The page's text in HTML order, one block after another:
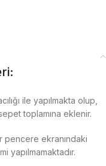
ile yapılmakta olup,
toplamına eklenir.
pencere ekranındaki
yapılmamaktadır.